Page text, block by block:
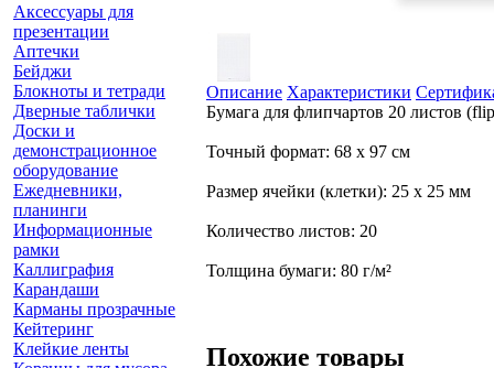
Аксессуары для
презентации
Аптечки
Бейджи
Блокноты и тетради
Дверные таблички
Доски и
демонстрационное
оборудование
Ежедневники,
планинги
Информационные
рамки
Каллиграфия
Карандаши
Карманы прозрачные
Кейтеринг
Клейкие ленты
Описание Характеристики
Бумага для флипчартов 20 листов
Точный формат: 68 x 97 см
Размер ячейки (клетки): 25 х 25 мм
Количество листов: 20
Толщина бумаги: 80 г/м²
Похожие товары